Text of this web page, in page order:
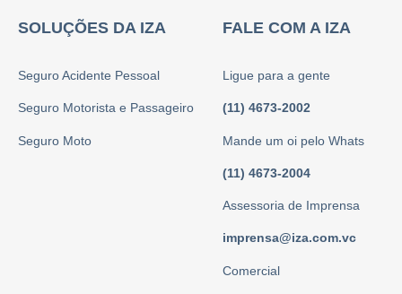
SOLUÇÕES DA IZA
Seguro Acidente Pessoal
Seguro Motorista e Passageiro
Seguro Moto
FALE COM A IZA
Ligue para a gente
(11) 4673-2002
Mande um oi pelo Whats
(11) 4673-2004
Assessoria de Imprensa
imprensa@iza.com.vc
Comercial